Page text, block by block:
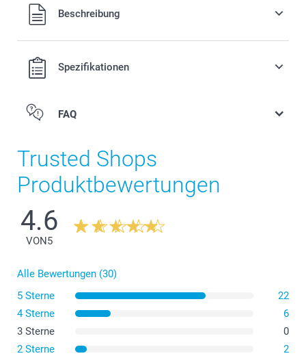
Alle Preise verstehen sich in Schweizer Franken (CHF) inkl.
MwSt. und zzgl. Versandkosten.
Beschreibung
Spezifikationen
Kleiner Blumentopf
Mittelgrosser Blumentopf
FAQ
Trusted Shops
Produktbewertungen
4.6
VON5
Alle Bewertungen (30)
5 Sterne
22
4 Sterne
6
3 Sterne
0
2 Sterne
2